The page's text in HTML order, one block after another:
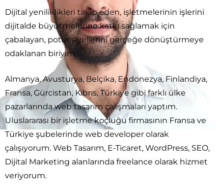
Dijital yeniliklikleri takip eden, işletmelerinin işlerini
dijitalde büyütmelerine katkı sağlamak için
çabalayan, potansiyellerini gerçeğe dönüştürmeye
odaklanan biriyim.
Almanya, Avusturya, Belçika, Endonezya, Finlandiya,
Fransa, Gürcistan, Kıbrıs, Türkiye gibi farklı ülke
pazarlarında web tasarım çalışmaları yaptım.
Uluslararası bir işletme koçluğu firmasının Fransa ve
Türkiye şubelerinde web developer olarak
çalışıyorum. Web Tasarım, E-Ticaret, WordPress, SEO,
Dijital Marketing alanlarında freelance olarak hizmet
veriyorum.